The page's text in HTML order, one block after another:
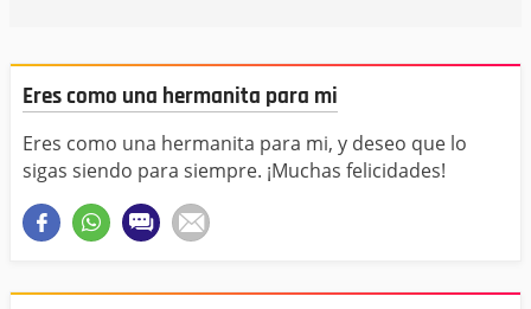
Eres como una hermanita para mi
Eres como una hermanita para mi, y deseo que lo
sigas siendo para siempre. ¡Muchas felicidades!